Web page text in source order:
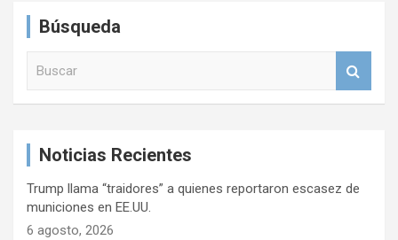
Búsqueda
Noticias Recientes
Trump llama “traidores” a quienes reportaron escasez de
municiones en EE.UU.
6 agosto, 2026